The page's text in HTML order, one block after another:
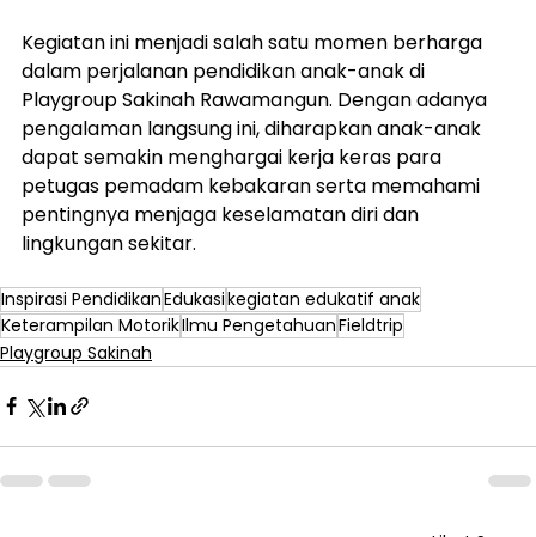
Kegiatan ini menjadi salah satu momen berharga
dalam perjalanan pendidikan anak-anak di
Playgroup Sakinah Rawamangun. Dengan adanya
pengalaman langsung ini, diharapkan anak-anak
dapat semakin menghargai kerja keras para
petugas pemadam kebakaran serta memahami
pentingnya menjaga keselamatan diri dan
lingkungan sekitar.
Inspirasi PendidikanEdukasikegiatan edukatif anak
Keterampilan MotorikIlmu PengetahuanFieldtrip
Playgroup Sakinah